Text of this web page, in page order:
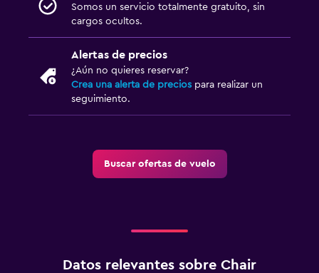
Somos un servicio totalmente gratuito, sin
cargos ocultos.
Alertas de precios
¿Aún no quieres reservar?
Crea una alerta de precios para realizar un
seguimiento.
Buscar ofertas de vuelo
Datos relevantes sobre Chair